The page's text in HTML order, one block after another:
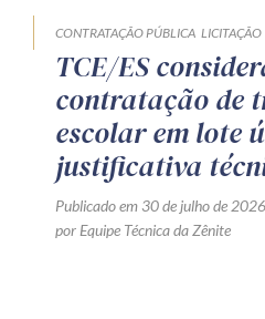
CONTRATAÇÃO PÚBLICA LICITAÇÃO
TCE/ES
contratação de
escolar em lote
justificativa
Publicado em 30 de julho de 2026
por Equipe Técnica da Zênite